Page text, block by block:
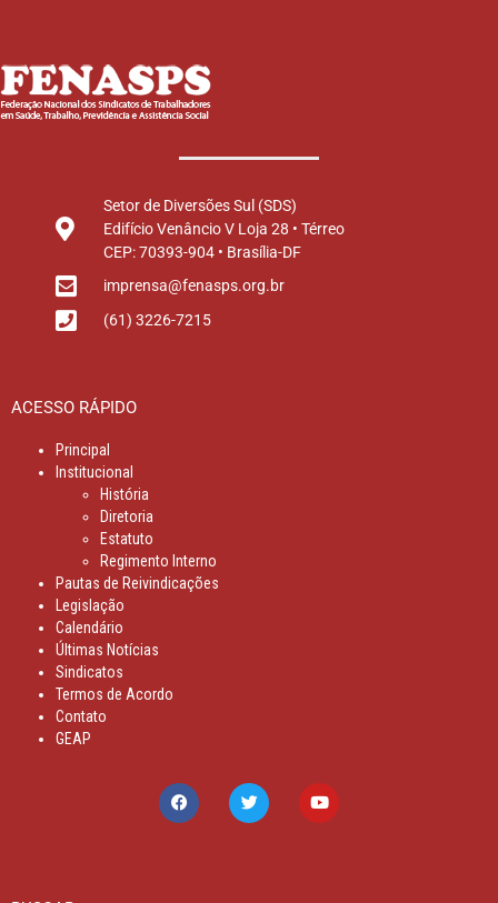
Setor de Diversões Sul (SDS)
Edifício Venâncio V Loja 28 • Térreo
CEP: 70393-904 • Brasília-DF
imprensa@fenasps.org.br
(61) 3226-7215
ACESSO RÁPIDO
Principal
Institucional
História
Diretoria
Estatuto
Regimento Interno
Pautas de Reivindicações
Legislação
Calendário
Últimas Notícias
Sindicatos
Termos de Acordo
Contato
GEAP